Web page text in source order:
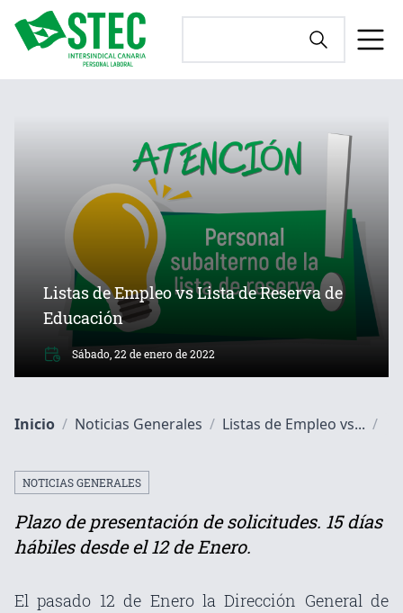
Listas de Empleo vs Lista de Reserva de
Educación
Sábado, 22 de enero de 2022
Inicio / Noticias Generales / Listas de Empleo vs... /
NOTICIAS GENERALES
Plazo de presentación de solicitudes. 15 días
hábiles desde el 12 de Enero.
El pasado 12 de Enero la Dirección General de